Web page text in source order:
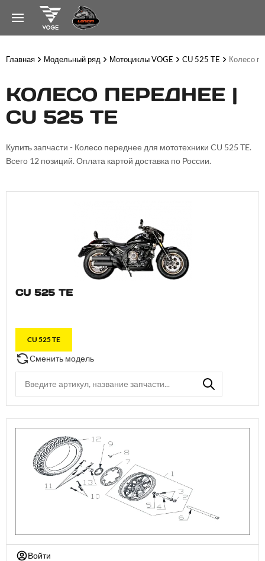
Главная Модельный ряд Мотоциклы VOGE CU 525 TE Колесо
КОЛЕСО ПЕРЕДНЕЕ |
CU 525 TE
Купить запчасти - Колесо переднее для мототехники CU 525 TE.
Всего 12 позиций. Оплата картой доставка по России.
CU 525 TE
CU 525 TE
Сменить модель
Войти